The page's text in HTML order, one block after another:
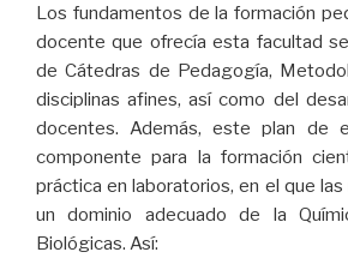
Los fundamentos de la formación
docente que ofrecía esta facultad
de Cátedras de Pedagogía,
disciplinas afines, así como del
docentes. Además, este plan de
componente para la formación
práctica en laboratorios, en el que
un dominio adecuado de la
Biológicas. Así: